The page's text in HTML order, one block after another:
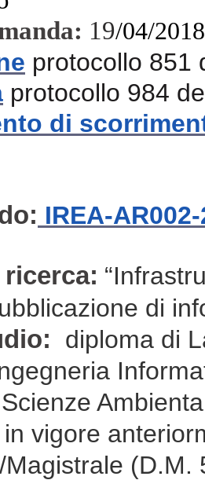
19/04/2018
protocollo 851
protocollo 984
di
IREA-
di
diploma di
vigore
(D.M.